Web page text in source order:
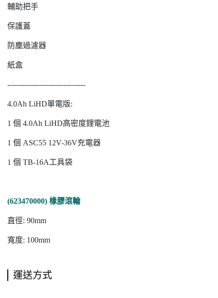
輔助把手
保護蓋
防塵過濾器
紙盒
--------------------------------
4.0Ah LiHD單電版:
1 個 4.0Ah LiHD高密度鋰電池
1 個 ASC55 12V-36V充電器
1 個 TB-16A工具袋
(623470000) 橡膠滾輪
直徑: 90mm
寬度: 100mm
運送方式